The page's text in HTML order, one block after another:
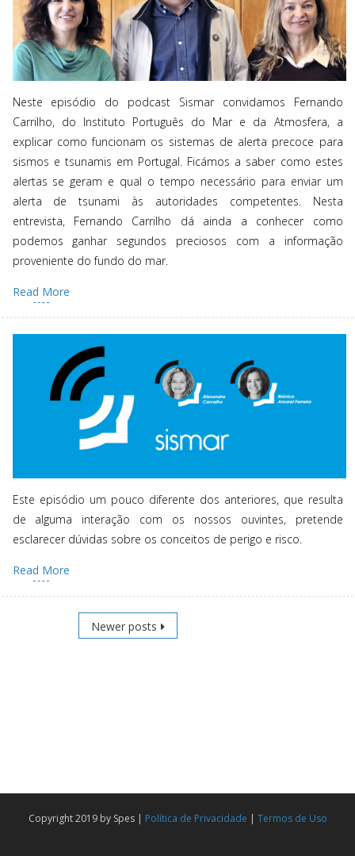
Neste episódio do podcast Sismar convidamos Fernando
Carrilho, do Instituto Português do Mar e da Atmosfera, a
explicar como funcionam os sistemas de alerta precoce para
sismos e tsunamis em Portugal. Ficámos a saber como estes
alertas se geram e qual o tempo necessário para enviar um
alerta de tsunami às autoridades competentes. Nesta
entrevista, Fernando Carrilho dá ainda a conhecer como
podemos ganhar segundos preciosos com a informação
proveniente do fundo do mar.
Read More
Este episódio um pouco diferente dos anteriores, que resulta
de alguma interação com os nossos ouvintes, pretende
esclarecer dúvidas sobre os conceitos de perigo e risco.
Read More
Newer posts
Copyright 2019 by Spes | Política de Privacidade | Termos de Uso